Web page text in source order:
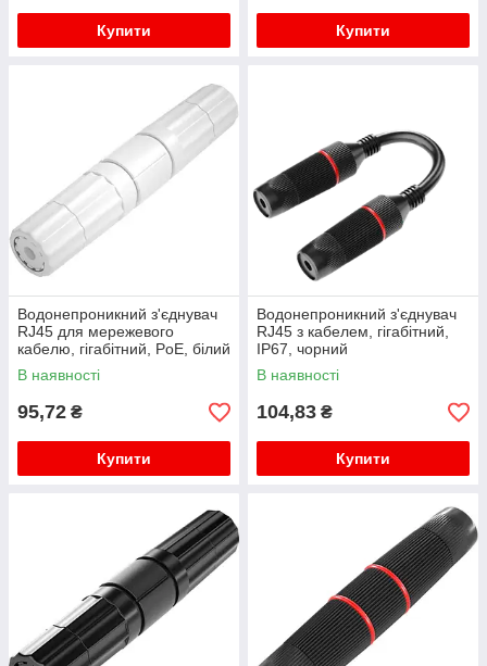
Купити Купити
Водонепроникний з'єднувач
RJ45 для мережевого
кабелю, гігабітний, PoE, білий
В наявності
95,72 ₴
Купити
Водонепроникний з'єднувач
RJ45 з кабелем, гігабітний,
IP67, чорний
В наявності
104,83 ₴
Купити